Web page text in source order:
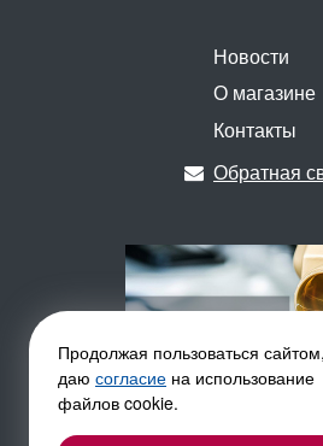
Продолжая пользоваться
даю согласие на использование
файлов cookie.
Новости
О магазине
Контакты
Обратная